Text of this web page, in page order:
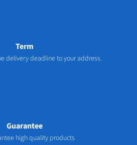
Term
delivery deadline to your address.
Guarantee
high quality products